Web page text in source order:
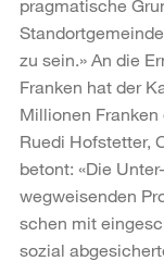
pragmatische
zu sein.» An die
Franken hat der
Millionen
Ruedi Hofstetter,
betont: «Die
wegweisenden
schen mit
sozial